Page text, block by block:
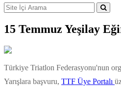
15 Temmuz Yeşilay
Türkiye Triatlon Federasyonu'nun
Yarışlara başvuru, TTF Üye Portalı